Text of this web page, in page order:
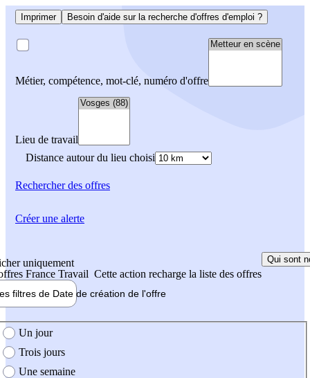
Imprimer Besoin d'aide sur la recherche d'offres d'emploi ?
Métier, compétence, mot-clé, numéro d'offre
Lieu de travail
Distance autour du lieu choisi
Rechercherdes offres
uniquement
France Travail Cette action recharge la liste des offres
Qui sont
filtres de Date de création de l'offre
création de l'offre
Un jour
Trois jours
Une semaine
Créer une alerte